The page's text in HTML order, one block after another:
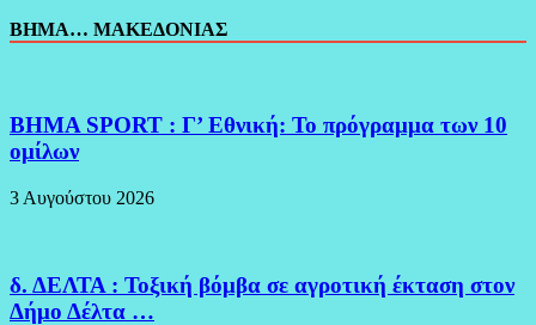
ΒΗΜΑ… ΜΑΚΕΔΟΝΙΑΣ
BHMA SPORT : Γ’ Εθνική: Το πρόγραμμα των 10
ομίλων
3 Αυγούστου 2026
δ. ΔΕΛΤΑ : Τοξική βόμβα σε αγροτική έκταση στον
Δήμο Δέλτα …